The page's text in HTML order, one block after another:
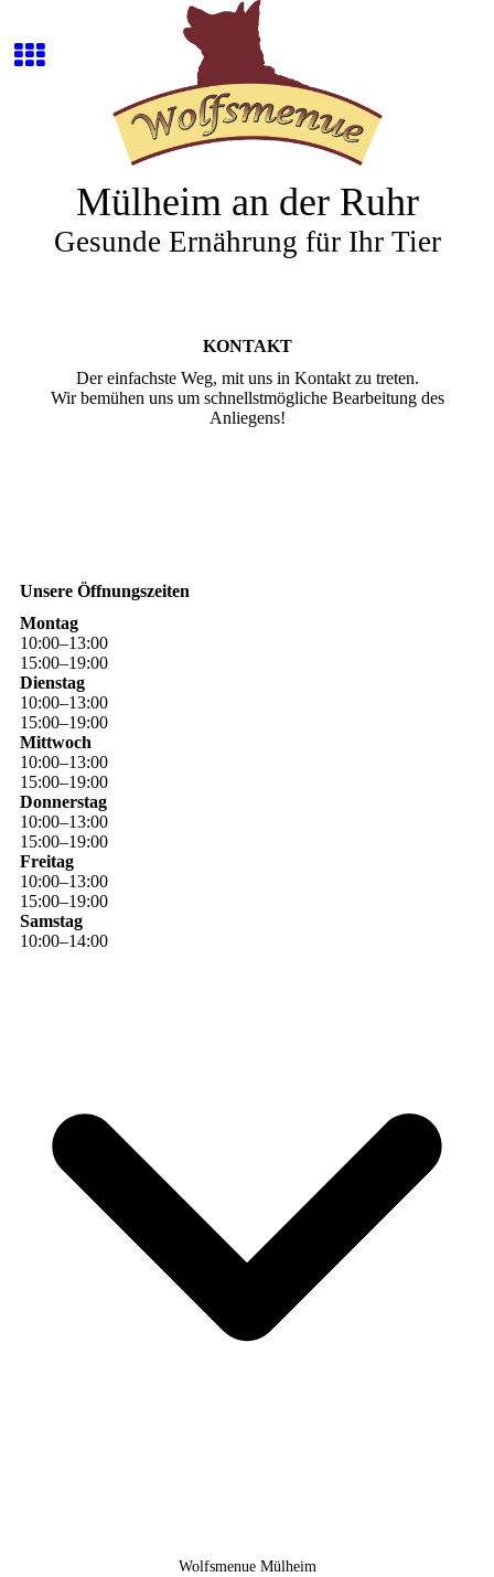
Mülheim an der Ruhr
Gesunde Ernährung für Ihr Tier
KONTAKT
Der einfachste Weg, mit uns in Kontakt zu treten.
Wir bemühen uns um schnellstmögliche Bearbeitung des
Anliegens!
Unsere Öffnungszeiten
Montag
10:00–13:00
15:00–19:00
Dienstag
10:00–13:00
15:00–19:00
Mittwoch
10:00–13:00
15:00–19:00
Donnerstag
10:00–13:00
15:00–19:00
Freitag
10:00–13:00
15:00–19:00
Samstag
10:00–14:00
Wolfsmenue Mülheim